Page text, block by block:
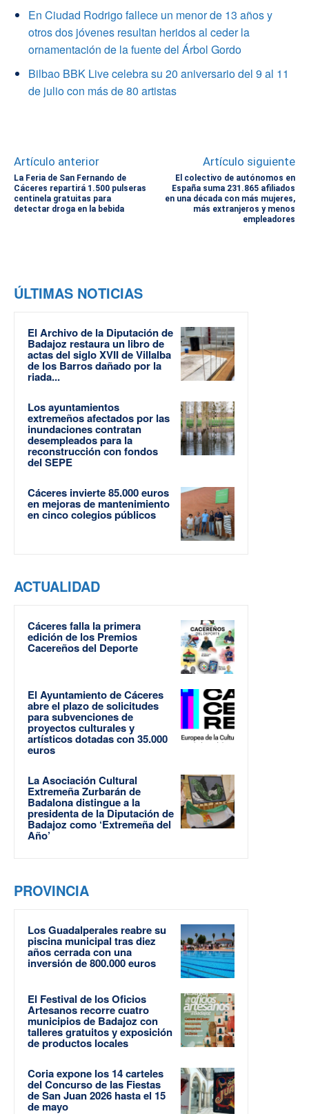
En Ciudad Rodrigo fallece un menor de 13 años y
otros dos jóvenes resultan heridos al ceder la
ornamentación de la fuente del Árbol Gordo
Bilbao BBK Live celebra su 20 aniversario del 9 al 11
de julio con más de 80 artistas
Artículo anterior
La Feria de San Fernando de
Cáceres repartirá 1.500 pulseras
centinela gratuitas para
detectar droga en la bebida
Artículo siguiente
El colectivo de autónomos en
España suma 231.865 afiliados
en una década con más mujeres,
más extranjeros y menos
empleadores
ÚLTIMAS NOTICIAS
El Archivo de la Diputación de
Badajoz restaura un libro de
actas del siglo XVII de Villalba
de los Barros dañado por la
riada...
Los ayuntamientos
extremeños afectados por las
inundaciones contratan
desempleados para la
reconstrucción con fondos
del SEPE
Cáceres invierte 85.000 euros
en mejoras de mantenimiento
en cinco colegios públicos
ACTUALIDAD
Cáceres falla la primera
edición de los Premios
Cacereños del Deporte
El Ayuntamiento de Cáceres
abre el plazo de solicitudes
para subvenciones de
proyectos culturales y
artísticos dotadas con 35.000
euros
La Asociación Cultural
Extremeña Zurbarán de
Badalona distingue a la
presidenta de la Diputación de
Badajoz como ‘Extremeña del
Año’
PROVINCIA
Los Guadalperales reabre su
piscina municipal tras diez
años cerrada con una
inversión de 800.000 euros
El Festival de los Oficios
Artesanos recorre cuatro
municipios de Badajoz con
talleres gratuitos y exposición
de productos locales
Coria expone los 14 carteles
del Concurso de las Fiestas
de San Juan 2026 hasta el 15
de mayo